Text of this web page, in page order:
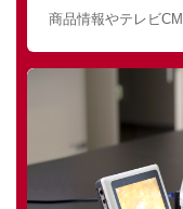
商品情報やテレビ